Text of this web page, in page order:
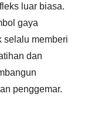
luar biasa.
gaya
selalu memberi
dan
penggemar.